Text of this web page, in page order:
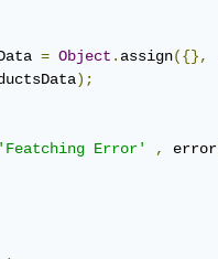
= Object . assign({},
);
'Featching Error' , error